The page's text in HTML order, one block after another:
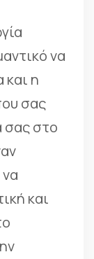
να
και η
σας
σας στο
και